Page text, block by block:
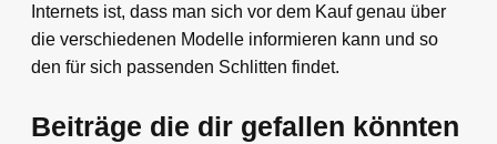
Internets ist, dass man sich vor dem Kauf genau über
die verschiedenen Modelle informieren kann und so
den für sich passenden Schlitten findet.
Beiträge die dir gefallen könnten